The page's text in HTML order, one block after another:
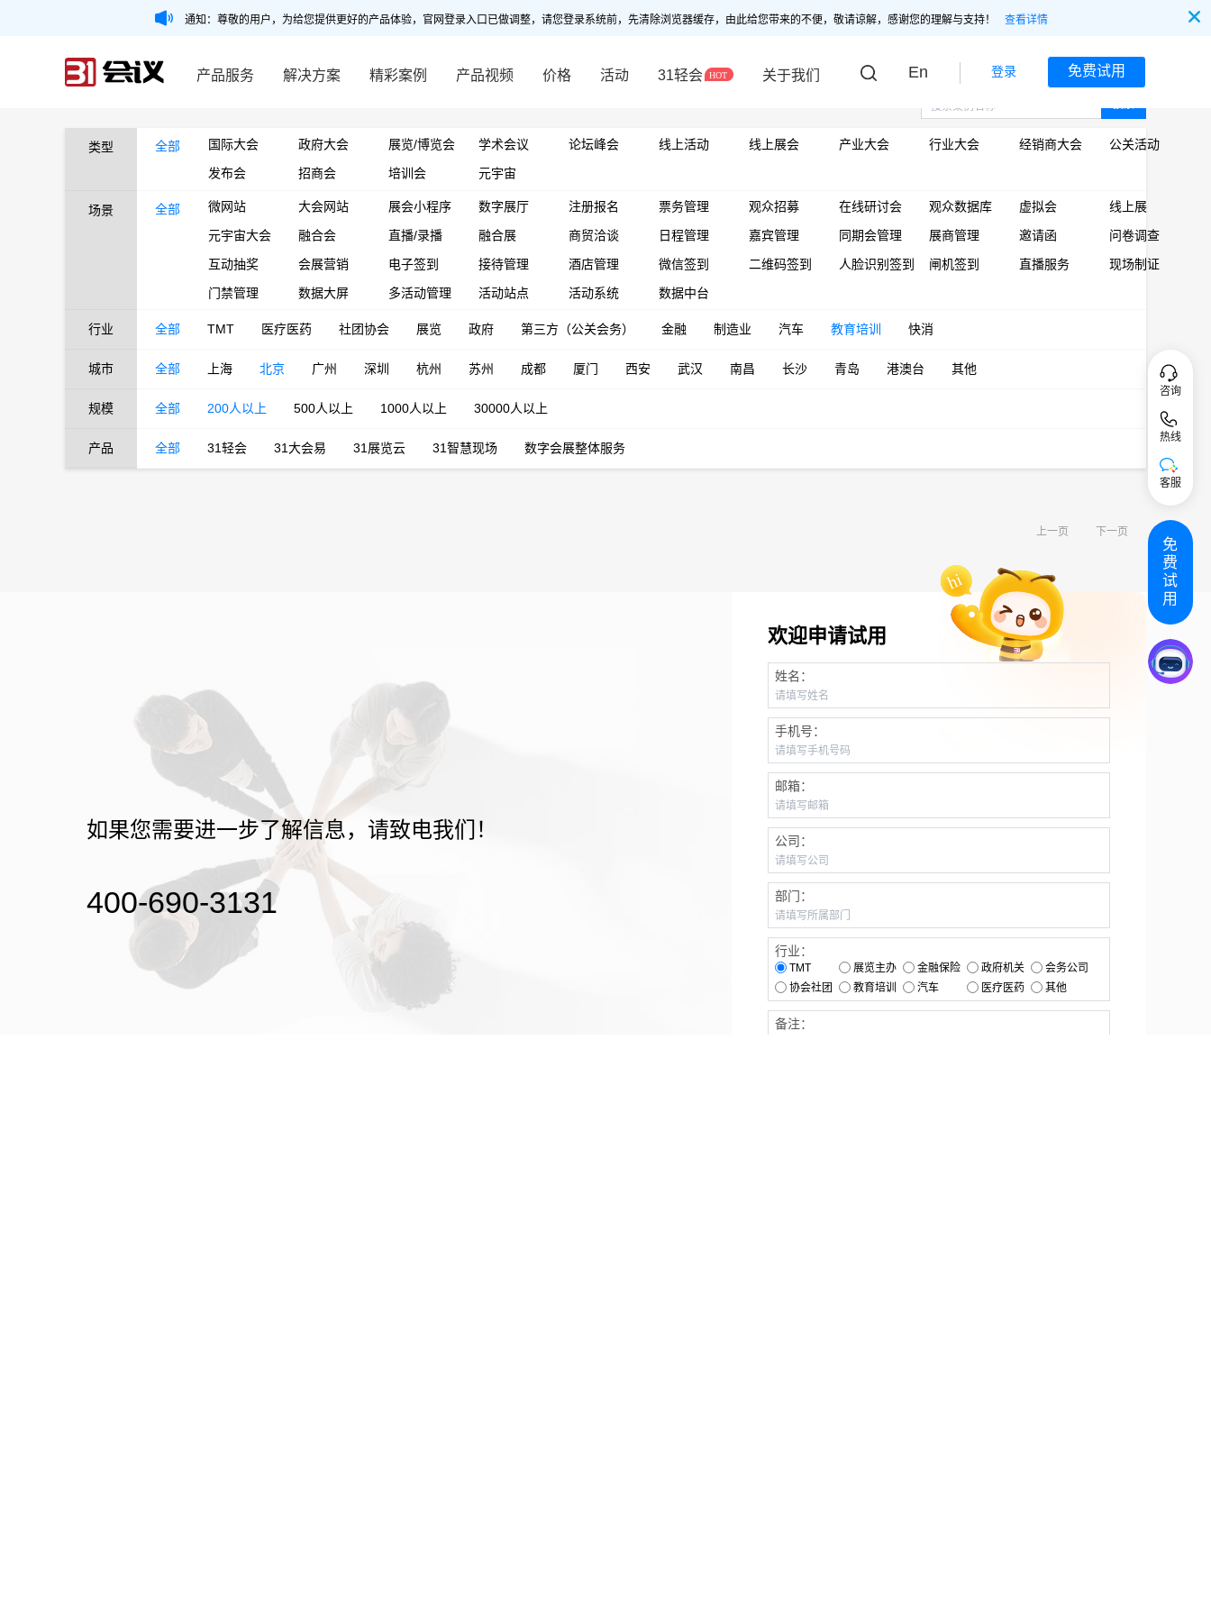
通知：尊敬的用户，为给您提供更好的产品体验，官网登录入口已做调整，请您登录系统前，先清除浏览器缓存，由此给您带来的不便，敬请谅解，感谢您的理解与支持！ 查看详情
产品服务 解决方案 精彩案例 产品视频 价格 活动 31轻会 关于我们 En 登录 免费试用
类型 全部 国际大会 政府大会 展览/博览会 学术会议 论坛峰会 线上活动 线上展会 产业大会 行业大会 经销商大会
公关活动
发布会
招商会 培训会 元宇宙
场景 全部 微网站 大会网站 展会小程序 数字展厅 注册报名 票务管理 观众招募 在线研讨会 观众数据库 虚拟会
线上展
元宇宙大会
融合会 直播/录播 融合展 商贸洽谈 日程管理 嘉宾管理 同期会管理 展商管理 邀请函
问卷调查
互动抽奖
会展营销 电子签到 接待管理 酒店管理 微信签到 二维码签到 人脸识别签到 闸机签到 直播服务
现场制证
门禁管理
数据大屏 多活动管理 活动站点 活动系统 数据中台
行业 全部 TMT 医疗医药 社团协会 展览 政府 第三方（公关会务） 金融 制造业 汽车 教育培训 快消
城市 全部 上海 北京 广州 深圳 杭州 苏州 成都 厦门 西安 武汉 南昌 长沙 青岛 港澳台 其他
规模 全部 200人以上 500人以上 1000人以上 30000人以上
产品 全部 31轻会 31大会易 31展览云 31智慧现场 数字会展整体服务
上一页 下一页
如果您需要进一步了解信息，请致电我们！
400-690-3131
欢迎申请试用
姓名：
手机号：
邮箱：
公司：
部门：
行业：
TMT 展览主办 金融保险 政府机关
会务公司
协会社团
教育培训 汽车 医疗医药 其他
备注：
咨询
热线
客服
免
费
试
用